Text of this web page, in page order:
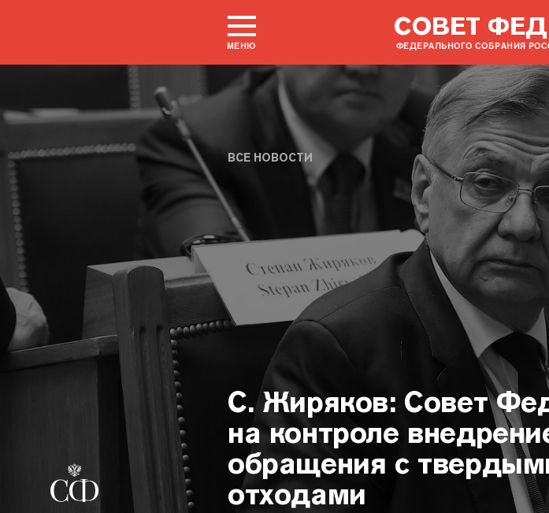
МЕНЮ
СОВЕТ
ФЕДЕРАЛЬНОГО СОБРАНИЯ
ВСЕ НОВОСТИ
С. Жиряков: Совет
на контроле
обращения с
отходами